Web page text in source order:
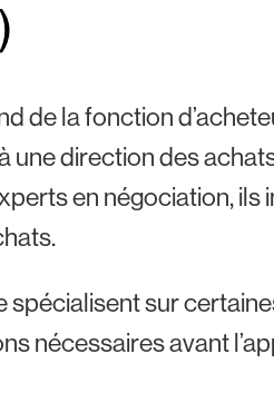
de la fonction
une direction des
en négociation, ils
sur
nécessaires avant